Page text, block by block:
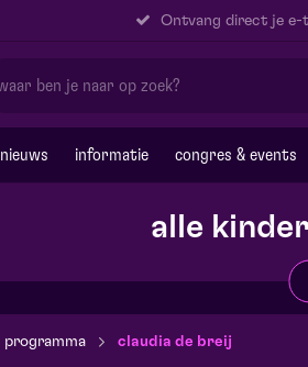
Ontvang direct je e-
nieuws informatie congres & events
alle
programma claudia de breij